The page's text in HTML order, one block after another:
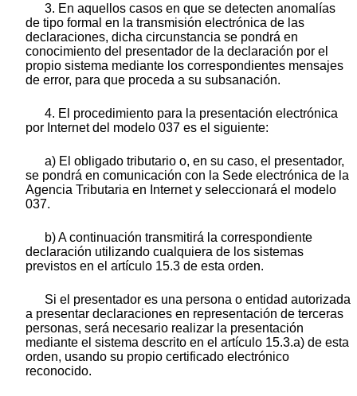
3. En aquellos casos en que se detecten anomalías
de tipo formal en la transmisión electrónica de las
declaraciones, dicha circunstancia se pondrá en
conocimiento del presentador de la declaración por el
propio sistema mediante los correspondientes mensajes
de error, para que proceda a su subsanación.
4. El procedimiento para la presentación electrónica
por Internet del modelo 037 es el siguiente:
a) El obligado tributario o, en su caso, el presentador,
se pondrá en comunicación con la Sede electrónica de la
Agencia Tributaria en Internet y seleccionará el modelo
037.
b) A continuación transmitirá la correspondiente
declaración utilizando cualquiera de los sistemas
previstos en el artículo 15.3 de esta orden.
Si el presentador es una persona o entidad autorizada
a presentar declaraciones en representación de terceras
personas, será necesario realizar la presentación
mediante el sistema descrito en el artículo 15.3.a) de esta
orden, usando su propio certificado electrónico
reconocido.